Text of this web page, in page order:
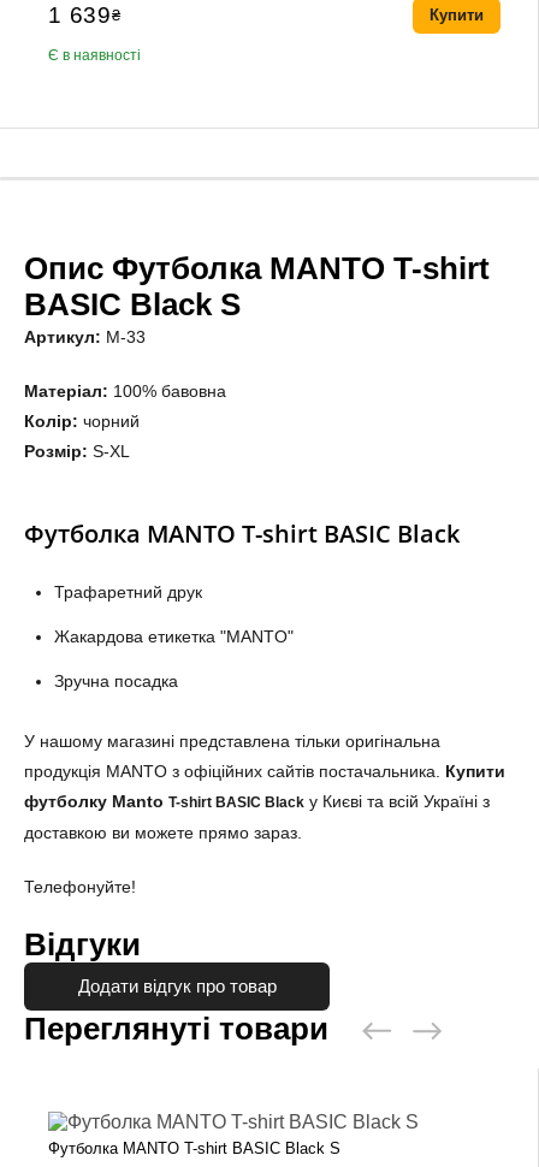
1 639₴
Є в наявності
Купити
Опис Футболка MANTO T-shirt
BASIC Black S
Артикул: M-33
Матеріал: 100% бавовна
Колір: чорний
Розмір: S-XL
Футболка MANTO T-shirt BASIC Black
Трафаретний друк
Жакардова етикетка "MANTO"
Зручна посадка
У нашому магазині представлена тільки оригінальна
продукція MANTO з офіційних сайтів постачальника. Купити
футболку Manto T-shirt BASIC Black у Києві та всій Україні з
доставкою ви можете прямо зараз.
Телефонуйте!
Відгуки
Додати відгук про товар
Переглянуті товари
Футболка MANTO T-shirt BASIC Black S